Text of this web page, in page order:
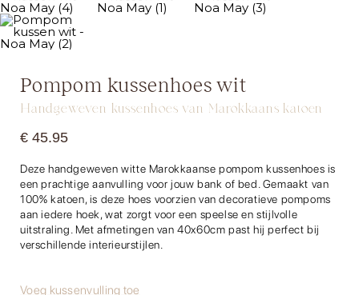
Pompom kussenhoes wit
Handgeweven kussenhoes van Marokkaans katoen
€ 45.95
Deze handgeweven witte Marokkaanse pompom kussenhoes is
een prachtige aanvulling voor jouw bank of bed. Gemaakt van
100% katoen, is deze hoes voorzien van decoratieve pompoms
aan iedere hoek, wat zorgt voor een speelse en stijlvolle
uitstraling. Met afmetingen van 40x60cm past hij perfect bij
verschillende interieurstijlen.
Voeg kussenvulling toe